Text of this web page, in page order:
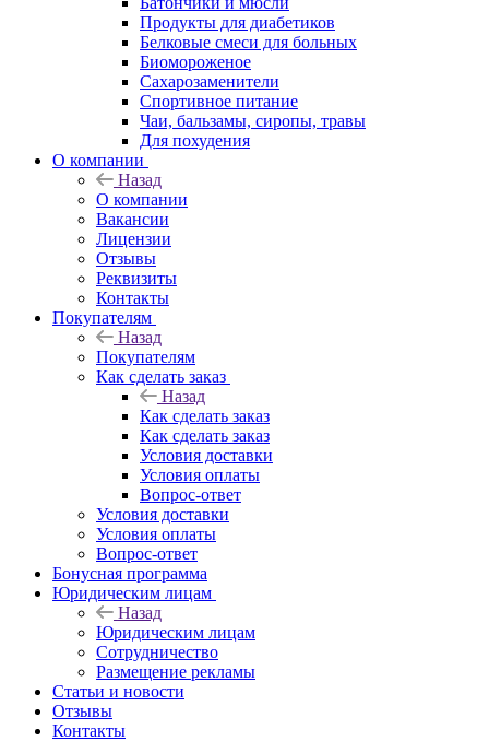
Продукты для диабетиков
Белковые смеси для больных
Биомороженое
Сахарозаменители
Спортивное питание
Чаи, бальзамы, сиропы, травы
Для похудения
О компании
Назад
О компании
Вакансии
Лицензии
Отзывы
Реквизиты
Контакты
Покупателям
Назад
Покупателям
Как сделать заказ
Назад
Как сделать заказ
Как сделать заказ
Условия доставки
Условия оплаты
Вопрос-ответ
Условия доставки
Условия оплаты
Вопрос-ответ
Бонусная программа
Юридическим лицам
Назад
Юридическим лицам
Сотрудничество
Размещение рекламы
Статьи и новости
Отзывы
Контакты